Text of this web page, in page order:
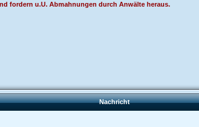
fordern u.U. Abmahnungen durch Anwälte heraus.
Nachricht